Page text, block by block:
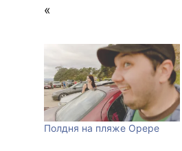
«
Полдня на пляже Орере